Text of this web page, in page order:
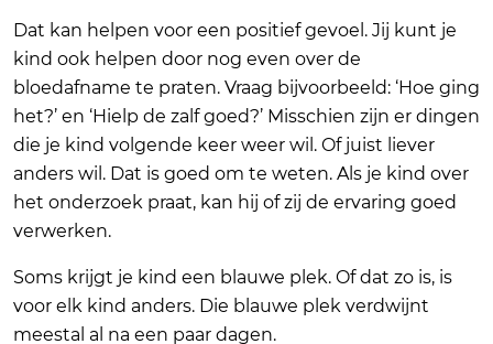
Dat kan helpen voor een positief gevoel. Jij kunt je
kind ook helpen door nog even over de
bloedafname te praten. Vraag bijvoorbeeld: ‘Hoe ging
het?’ en ‘Hielp de zalf goed?’ Misschien zijn er dingen
die je kind volgende keer weer wil. Of juist liever
anders wil. Dat is goed om te weten. Als je kind over
het onderzoek praat, kan hij of zij de ervaring goed
verwerken.
Soms krijgt je kind een blauwe plek. Of dat zo is, is
voor elk kind anders. Die blauwe plek verdwijnt
meestal al na een paar dagen.